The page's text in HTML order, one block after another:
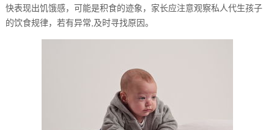
快表现出饥饿感，可能是积食的迹象，家长应注意观察私人代生孩子
的饮食规律，若有异常,及时寻找原因。